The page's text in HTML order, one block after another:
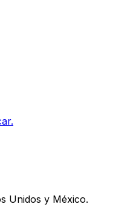
Unidos y México.